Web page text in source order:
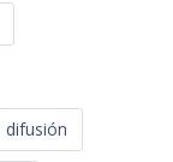
difusión